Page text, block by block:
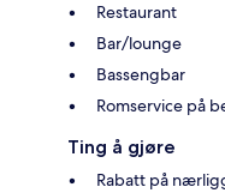
Restaurant
Bar/lounge
Bassengbar
Romservice på
Ting å gjøre
Rabatt på